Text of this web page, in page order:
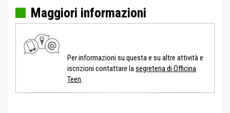
Maggiori informazioni
Per informazioni su questa e su altre attività e
iscrizioni contattare lasegreteria di Officina
Teen.